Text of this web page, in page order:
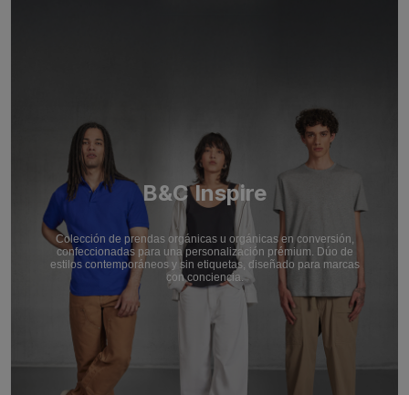
B&C Inspire
Colección de prendas orgánicas u orgánicas en conversión,
confeccionadas para una personalización prémium. Dúo de
estilos contemporáneos y sin etiquetas, diseñado para marcas
con conciencia.